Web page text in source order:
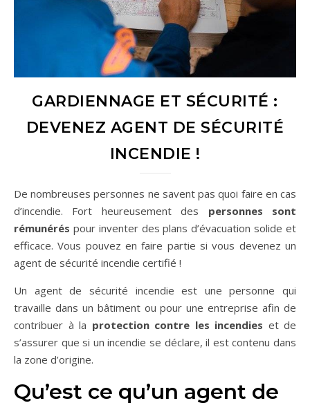
GARDIENNAGE ET SÉCURITÉ :
DEVENEZ AGENT DE SÉCURITÉ
INCENDIE !
De nombreuses personnes ne savent pas quoi faire en cas
d’incendie. Fort heureusement des personnes sont
rémunérés pour inventer des plans d’évacuation solide et
efficace. Vous pouvez en faire partie si vous devenez un
agent de sécurité incendie certifié !
Un agent de sécurité incendie est une personne qui
travaille dans un bâtiment ou pour une entreprise afin de
contribuer à la protection contre les incendies et de
s’assurer que si un incendie se déclare, il est contenu dans
la zone d’origine.
Qu’est ce qu’un agent de